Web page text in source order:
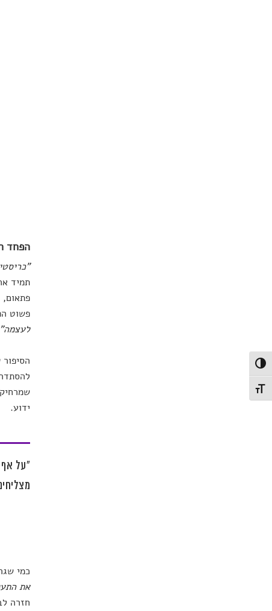
הפעל/כבה ניגודיות גבוהה
מתג גודל גופן
הפחד
"כריסטין הייתה בת 24 כאשר
תמיד
פתאום,
פשוט
לעצמה"
ידוע.
"על אף
כמי
את
חזרה